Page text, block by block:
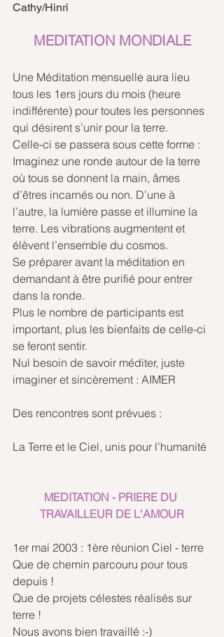
Cathy/Hinri
MEDITATION MONDIALE
Une Méditation mensuelle aura lieu
tous les 1ers jours du mois (heure
indifférente) pour toutes les personnes
qui désirent s’unir pour la terre.
​Celle-ci se passera sous cette forme :
Imaginez une ronde autour de la terre
où tous se donnent la main, âmes
d’êtres incarnés ou non. D’une à
l’autre, la lumière passe et illumine la
terre. Les vibrations augmentent et
élèvent l’ensemble du cosmos.
​Se préparer avant la méditation en
demandant à être purifié pour entrer
dans la ronde.
Plus le nombre de participants est
important, plus les bienfaits de celle-ci
se feront sentir.
Nul besoin de savoir méditer, juste
imaginer et sincèrement : AIMER
Des rencontres sont prévues :
La Terre et le Ciel, unis pour l’humanité
MEDITATION - PRIERE DU
TRAVAILLEUR DE L'AMOUR
1er mai 2003 : 1ère réunion Ciel - terre
Que de chemin parcouru pour tous
depuis !
Que de projets célestes réalisés sur
terre !
Nous avons bien travaillé :-)